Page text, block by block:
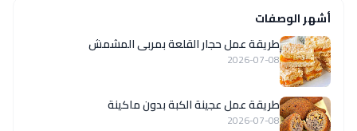
أشهر الوصفات
طريقة عمل حجار القلعة بمربى المشمش
2026-07-08
طريقة عمل عجينة الكبة بدون ماكينة
2026-07-08